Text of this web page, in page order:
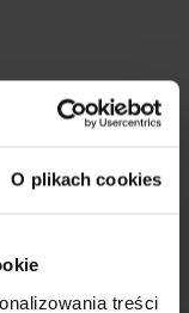
O plikach cookies
treści
PDF
PDF